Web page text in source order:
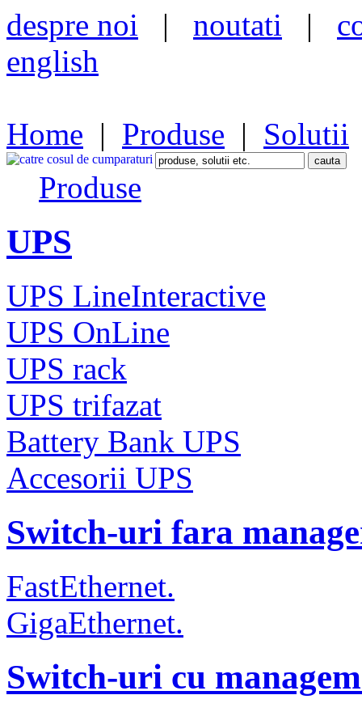
despre noi | noutati |
english
Home | Produse | Solutii
Produse
UPS
UPS LineInteractive
UPS OnLine
UPS rack
UPS trifazat
Battery Bank UPS
Accesorii UPS
Switch-uri fara
FastEthernet.
GigaEthernet.
Switch-uri cu